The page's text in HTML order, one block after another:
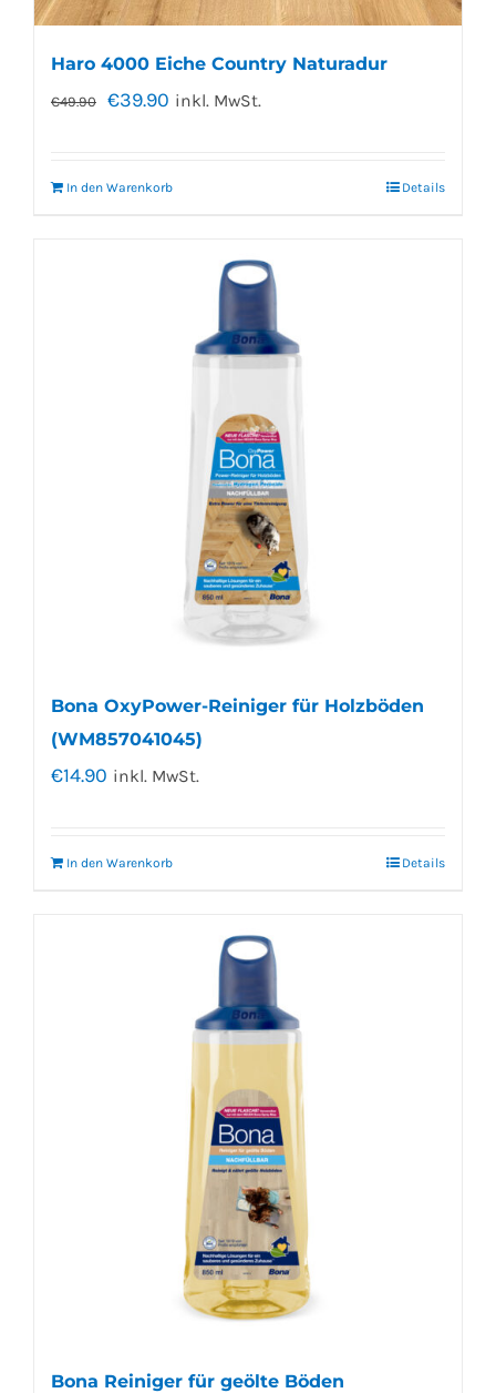
Haro 4000 Eiche Country Naturadur
€49.90 €39.90 inkl. MwSt.
In den Warenkorb Details
Bona OxyPower-Reiniger für Holzböden
(WM857041045)
€14.90 inkl. MwSt.
In den Warenkorb Details
Bona Reiniger für geölte Böden